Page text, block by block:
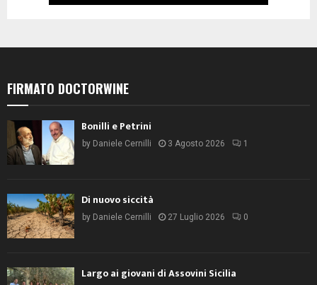
FIRMATO DOCTORWINE
Bonilli e Petrini
by Daniele Cernilli 3 Agosto 2026 1
Di nuovo siccità
by Daniele Cernilli 27 Luglio 2026 0
Largo ai giovani di Assovini Sicilia